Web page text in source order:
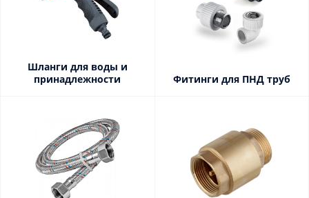
Шланги для воды и
принадлежности
Фитинги для ПНД труб